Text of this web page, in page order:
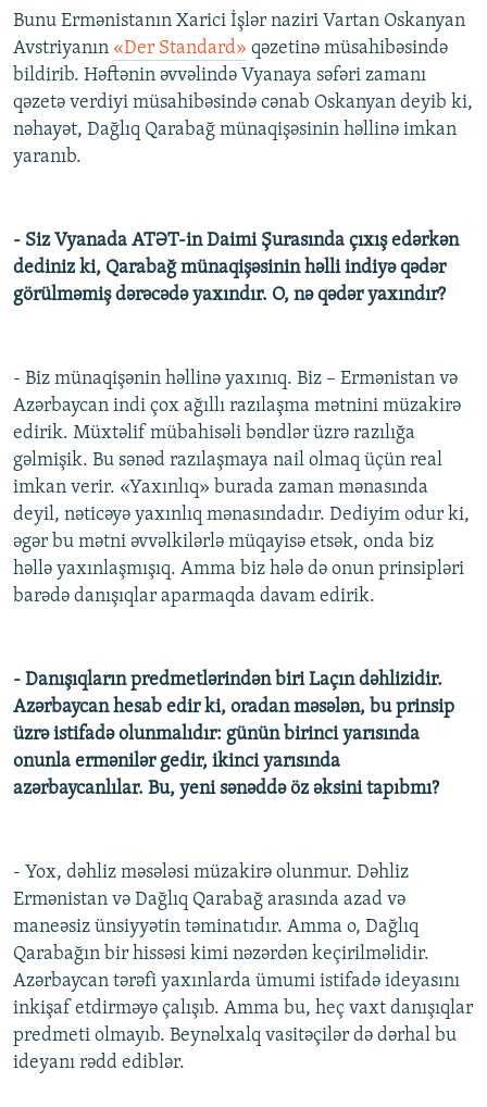
BIZIMLƏ ƏLAQƏ
XƏBƏR BÜLLETENLƏRIMIZ
Bunu Ermənistanın Xarici İşlər naziri Vartan Oskanyan
Avstriyanın «Der Standard» qəzetinə müsahibəsində
bildirib. Həftənin əvvəlində Vyanaya səfəri zamanı
qəzetə verdiyi müsahibəsində cənab Oskanyan deyib ki,
nəhayət, Dağlıq Qarabağ münaqişəsinin həllinə imkan
yaranıb.
- Siz Vyanada ATƏT-in Daimi Şurasında çıxış edərkən
dediniz ki, Qarabağ münaqişəsinin həlli indiyə qədər
görülməmiş dərəcədə yaxındır. O, nə qədər yaxındır?
- Biz münaqişənin həllinə yaxınıq. Biz – Ermənistan və
Azərbaycan indi çox ağıllı razılaşma mətnini müzakirə
edirik. Müxtəlif mübahisəli bəndlər üzrə razılığa
gəlmişik. Bu sənəd razılaşmaya nail olmaq üçün real
imkan verir. «Yaxınlıq» burada zaman mənasında
deyil, nəticəyə yaxınlıq mənasındadır. Dediyim odur ki,
əgər bu mətni əvvəlkilərlə müqayisə etsək, onda biz
həllə yaxınlaşmışıq. Amma biz hələ də onun prinsipləri
barədə danışıqlar aparmaqda davam edirik.
- Danışıqların predmetlərindən biri Laçın dəhlizidir.
Azərbaycan hesab edir ki, oradanməsələn, bu prinsip
üzrə istifadə olunmalıdır: günün birinci yarısında
onunla ermənilər gedir, ikinci yarısında
azərbaycanlılar. Bu, yeni sənəddə öz əksini tapıbmı?
- Yox, dəhliz məsələsi müzakirə olunmur. Dəhliz
Ermənistan və Dağlıq Qarabağ arasında azad və
maneəsiz ünsiyyətin təminatıdır. Amma o, Dağlıq
Qarabağın bir hissəsi kimi nəzərdən keçirilməlidir.
Azərbaycan tərəfi yaxınlarda ümumi istifadə ideyasını
inkişaf etdirməyə çalışıb. Amma bu, heç vaxt danışıqlar
predmeti olmayıb. Beynəlxalq vasitəçilər də dərhal bu
ideyanı rədd ediblər.